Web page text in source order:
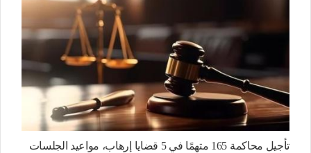
تأجيل محاكمة 165 متهمًا في 5 قضايا إرهاب، مواعيد الجلسات